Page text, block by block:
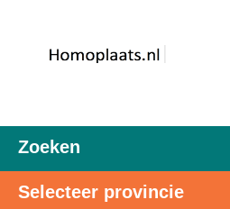
Zoeken
Selecteer provincie